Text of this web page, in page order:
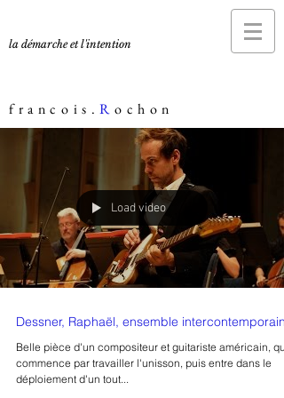
la démarche et l'intention
francois.Rochon
Load video
Dessner, Raphaël, ensemble intercontemporain
Belle pièce d'un compositeur et guitariste américain, qui
commence par travailler l'unisson, puis entre dans le
déploiement d'un tout...